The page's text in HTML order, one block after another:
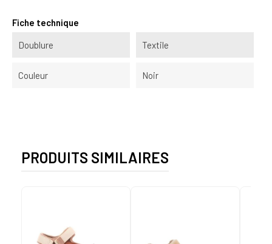
Fiche technique
Doublure Textile
Couleur Noir
PRODUITS SIMILAIRES